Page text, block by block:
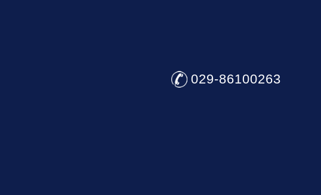
029-86100263